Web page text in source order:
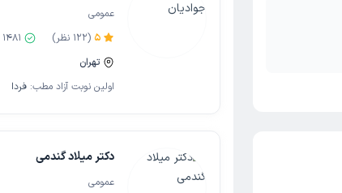
عمومی
5
(
122 نظر) 1481
تهران
اولین نوبت آزاد مطب: فردا
دکتر میلاد گندمی
عمومی